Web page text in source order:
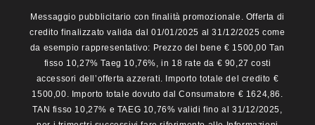
Messaggio pubblicitario con finalità promozionale. Offerta di
credito finalizzato valida dal 01/01/2025 al 31/12/2025 come
da esempio rappresentativo: Prezzo del bene € 1500,00 Tan
fisso 10,27% Taeg 10,76%, in 18 rate da € 90,27 costi
accessori dell’offerta azzerati. Importo totale del credito €
1500,00. Importo totale dovuto dal Consumatore € 1624,86.
TAN fisso 10,27% e TAEG 10,76% validi fino al 31/12/2025,